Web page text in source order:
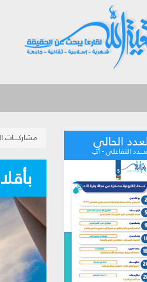
الحالي
التفاعلي - آب
مشاركــــات